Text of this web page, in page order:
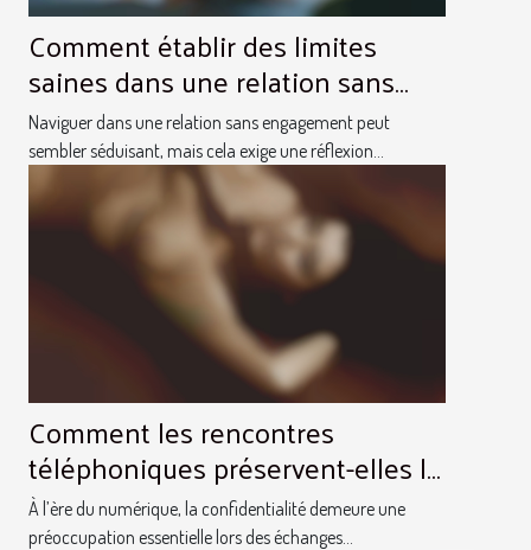
Comment établir des limites
saines dans une relation sans
engagement ?
Naviguer dans une relation sans engagement peut
sembler séduisant, mais cela exige une réflexion...
Comment les rencontres
téléphoniques préservent-elles la
confidentialité?
À l’ère du numérique, la confidentialité demeure une
préoccupation essentielle lors des échanges...